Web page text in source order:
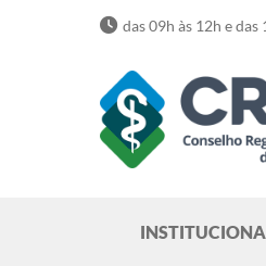
das 09h às 12h e das